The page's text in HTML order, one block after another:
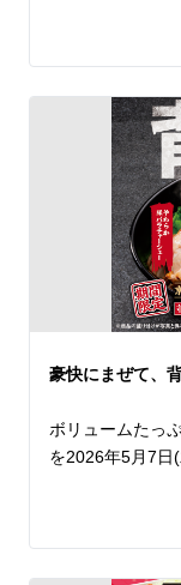
ディナーでもパ
をご提示いただ
魁力屋こだわり
つひとつ丁寧に
が食欲を刺激す
ラーメンとの相
ニューです。
そのまま豪快に
卓上のにんにく
するも良し。
食べ放題のねぎ
なること間違い
さらに、たっぷ
で、焼きめし（
ぜひこの機会に
定食」をお楽し
豪快にまぜて、
ボリュームたっ
を2026年5月7日
魁力屋自慢の熟